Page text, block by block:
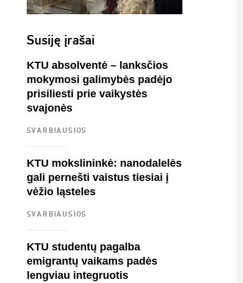
Susiję įrašai
KTU absolventė – lanksčios
mokymosi galimybės padėjo
prisiliesti prie vaikystės
svajonės
SVARBIAUSIOS
KTU mokslininkė: nanodalelės
gali pernešti vaistus tiesiai į
vėžio ląsteles
SVARBIAUSIOS
KTU studentų pagalba
emigrantų vaikams padės
lengviau integruotis